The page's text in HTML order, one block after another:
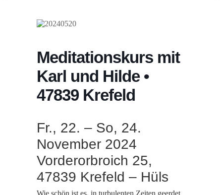
Meditationskurs mit
Karl und Hilde •
47839 Krefeld
Fr., 22. – So, 24.
November 2024
Vorderorbroich 25,
47839 Krefeld – Hüls
Wie schön ist es, in turbulenten Zeiten geerdet